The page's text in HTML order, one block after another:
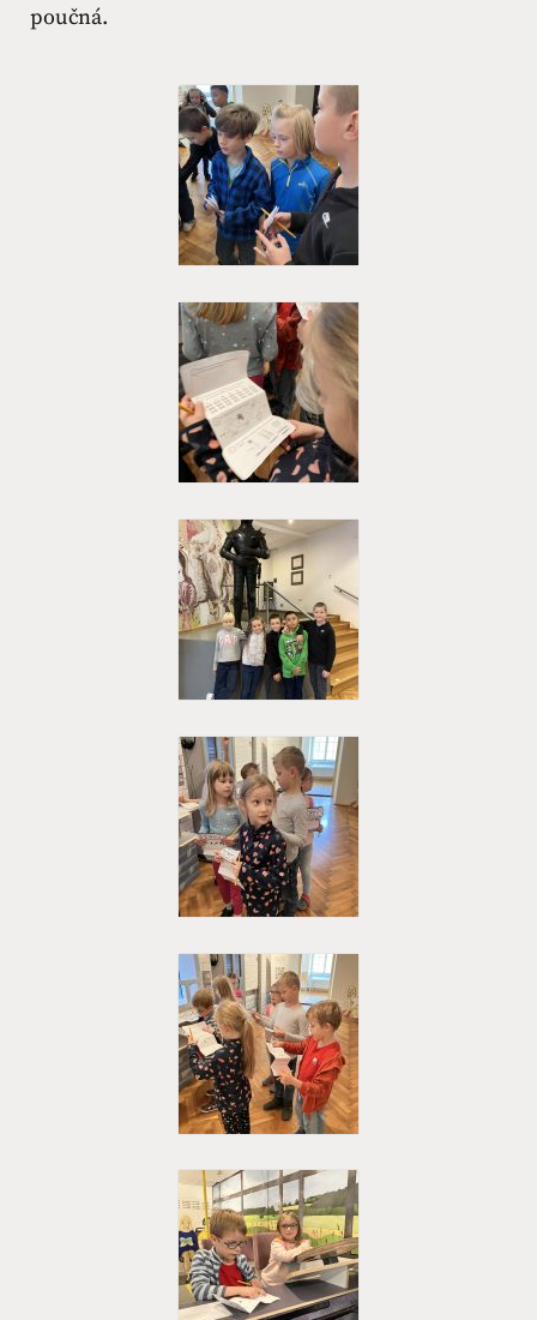
poučná.